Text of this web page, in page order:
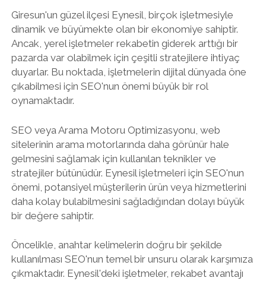
Giresun'un güzel ilçesi Eynesil, birçok işletmesiyle
dinamik ve büyümekte olan bir ekonomiye sahiptir.
Ancak, yerel işletmeler rekabetin giderek arttığı bir
pazarda var olabilmek için çeşitli stratejilere ihtiyaç
duyarlar. Bu noktada, işletmelerin dijital dünyada öne
çıkabilmesi için SEO'nun önemi büyük bir rol
oynamaktadır.
SEO veya Arama Motoru Optimizasyonu, web
sitelerinin arama motorlarında daha görünür hale
gelmesini sağlamak için kullanılan teknikler ve
stratejiler bütünüdür. Eynesil işletmeleri için SEO'nun
önemi, potansiyel müşterilerin ürün veya hizmetlerini
daha kolay bulabilmesini sağladığından dolayı büyük
bir değere sahiptir.
Öncelikle, anahtar kelimelerin doğru bir şekilde
kullanılması SEO'nun temel bir unsuru olarak karşımıza
çıkmaktadır. Eynesil'deki işletmeler, rekabet avantajı